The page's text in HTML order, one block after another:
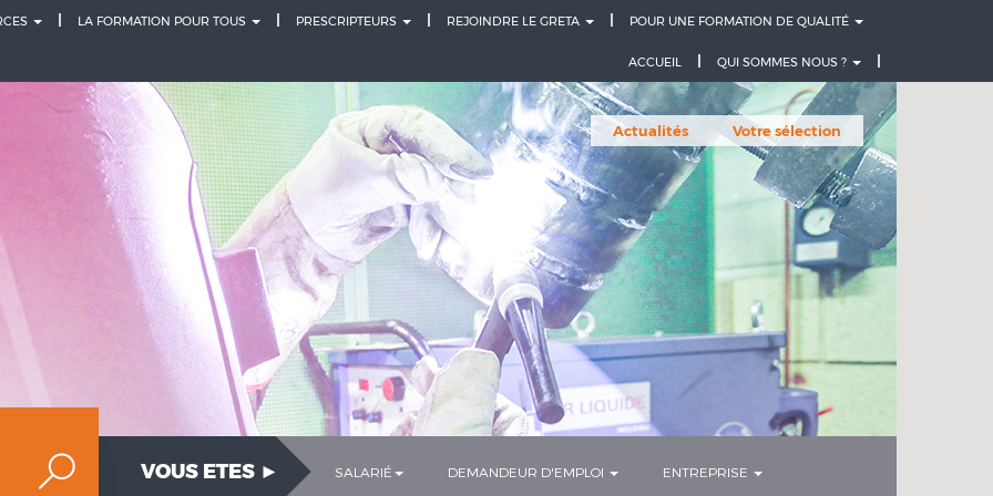
POUR UNE FORMATION DE QUALITÉ
REJOINDRE LE GRETA
PRESCRIPTEURS
LA FORMATION POUR TOUS
QUI SOMMES NOUS ?
ACCUEIL
Actualités Votre sélection
VOUS ETES ► SALARIÉ DEMANDEUR D'EMPLOI ENTREPRISE